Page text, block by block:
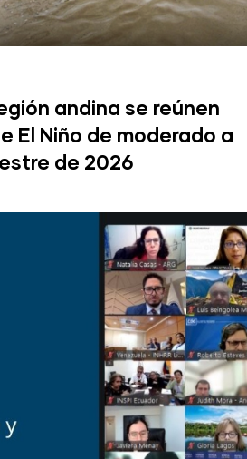
andina se reúnen
El Niño de moderado a
de 2026